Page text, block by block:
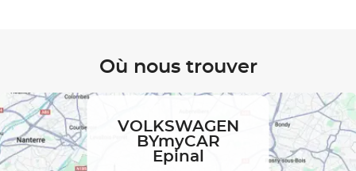
Où nous trouver
VOLKSWAGEN
BYmyCAR
Epinal